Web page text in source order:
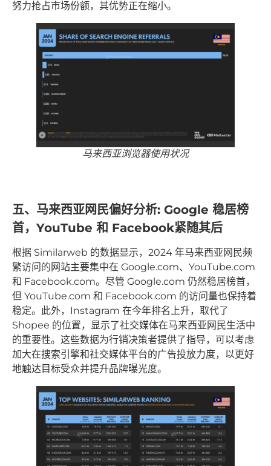
努力抢占市场份额，其优势正在缩小。
马来西亚浏览器使用状况
五、马来西亚网民偏好分析: Google 稳居榜
首，YouTube 和 Facebook紧随其后
根据 Similarweb 的数据显示，2024 年马来西亚网民频
繁访问的网站主要集中在 Google.com、YouTube.com
和 Facebook.com。尽管 Google.com 仍然稳居榜首，
但 YouTube.com 和 Facebook.com 的访问量也保持着
稳定。此外，Instagram 在今年排名上升，取代了
Shopee 的位置，显示了社交媒体在马来西亚网民生活中
的重要性。这些数据为行销决策者提供了指导，可以考虑
加大在搜索引擎和社交媒体平台的广告投放力度，以更好
地触达目标受众并提升品牌曝光度。